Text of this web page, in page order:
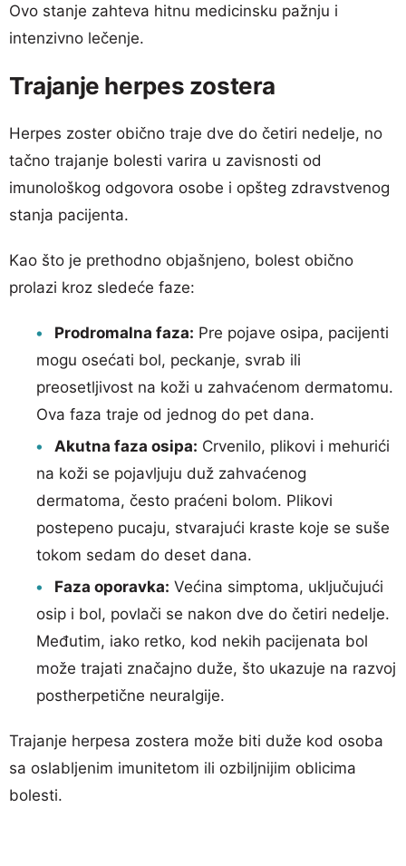
Ovo stanje zahteva hitnu medicinsku pažnju i
intenzivno lečenje.
Trajanje herpes zostera
Herpes zoster obično traje dve do četiri nedelje, no
tačno trajanje bolesti varira u zavisnosti od
imunološkog odgovora osobe i opšteg zdravstvenog
stanja pacijenta.
Kao što je prethodno objašnjeno, bolest obično
prolazi kroz sledeće faze:
Prodromalna faza: Pre pojave osipa, pacijenti
mogu osećati bol, peckanje, svrab ili
preosetljivost na koži u zahvaćenom dermatomu.
Ova faza traje od jednog do pet dana.
Akutna faza osipa: Crvenilo, plikovi i mehurići
na koži se pojavljuju duž zahvaćenog
dermatoma, često praćeni bolom. Plikovi
postepeno pucaju, stvarajući kraste koje se suše
tokom sedam do deset dana.
Faza oporavka: Većina simptoma, uključujući
osip i bol, povlači se nakon dve do četiri nedelje.
Međutim, iako retko, kod nekih pacijenata bol
može trajati značajno duže, što ukazuje na razvoj
postherpetične neuralgije.
Trajanje herpesa zostera može biti duže kod osoba
sa oslabljenim imunitetom ili ozbiljnijim oblicima
bolesti.